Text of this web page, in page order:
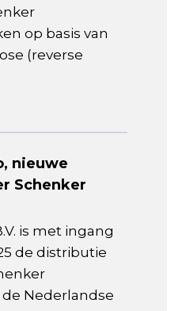
op basis van
(reverse
nieuwe
Schenker
is met ingang
de distributie
Nederlandse